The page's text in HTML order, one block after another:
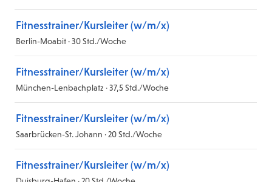
Fitnesstrainer/Kursleiter (w/m/x)
Berlin-Moabit · 30 Std./Woche
Fitnesstrainer/Kursleiter (w/m/x)
München-Lenbachplatz · 37,5 Std./Woche
Fitnesstrainer/Kursleiter (w/m/x)
Saarbrücken-St. Johann · 20 Std./Woche
Fitnesstrainer/Kursleiter (w/m/x)